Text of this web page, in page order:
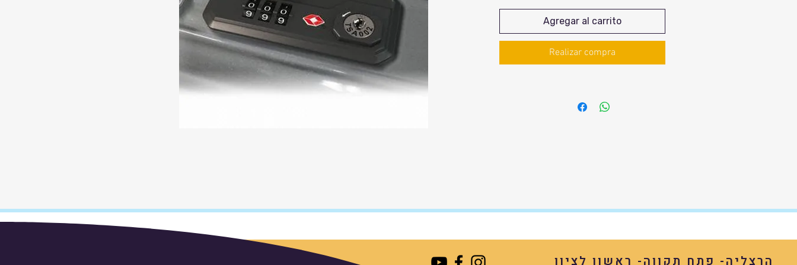
Agregar al carrito
Realizar compra
הרצליה- פתח תקווה- ראשון לציון